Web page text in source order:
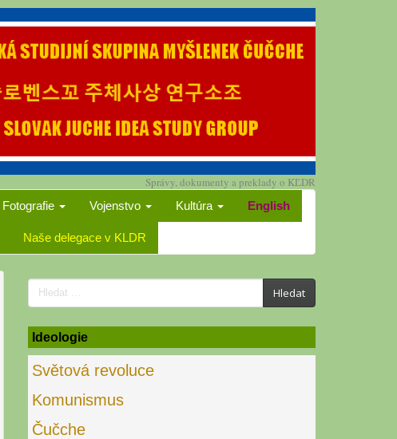
Správy, dokumenty a preklady o KĽDR
Fotografie Vojenstvo Kultúra English
Naše delegace v KLDR
Search
for:
Hledat
Ideologie
Světová revoluce
Komunismus
Čučche